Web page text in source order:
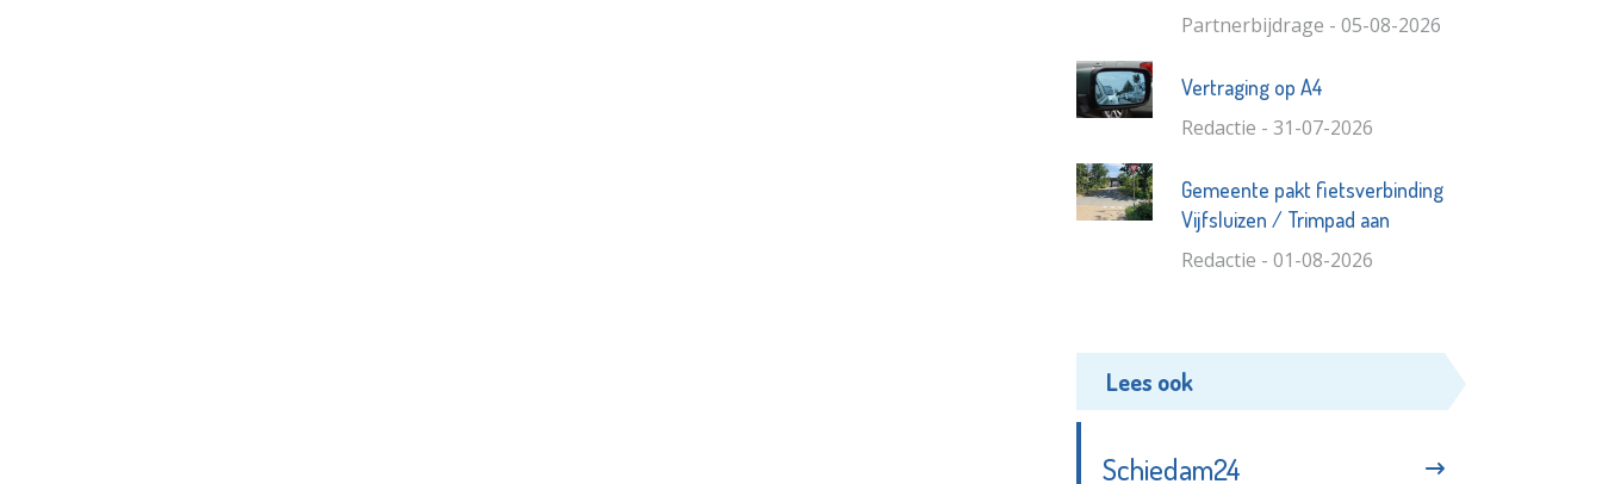
Partnerbijdrage - 05-08-2026
Vertraging op A4
Redactie - 31-07-2026
Gemeente pakt fietsverbinding
Vijfsluizen / Trimpad aan
Redactie - 01-08-2026
Lees ook
Schiedam24